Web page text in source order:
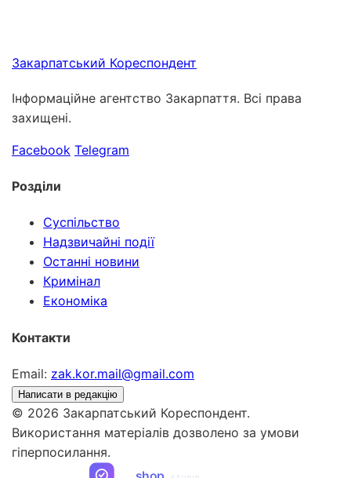
Закарпатський Кореспондент
Інформаційне агентство Закарпаття. Всі права
захищені.
Facebook Telegram
Розділи
Суспільство
Надзвичайні події
Останні новини
Кримінал
Економіка
Контакти
Email: zak.kor.mail@gmail.com
Написати в редакцію
© 2026 Закарпатський Кореспондент.
Використання матеріалів дозволено за умови
гіперпосилання.